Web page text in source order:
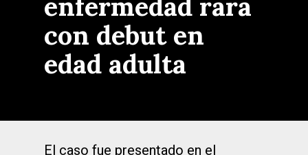
con debut en
edad adulta
El caso fue presentado en el